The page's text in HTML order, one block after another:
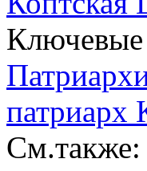
Ключевые
патриарх
См.также: